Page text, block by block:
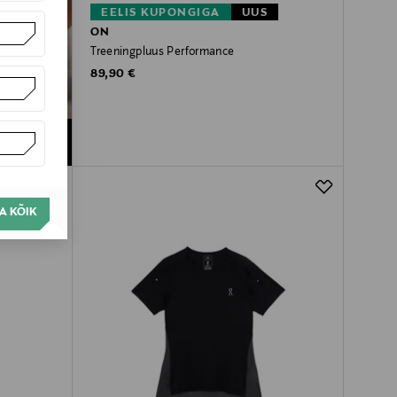
KÕIK
EELIS KUPONGIGA
UUS
ON
Treeningpluus Performance
Original Price
89,90 €